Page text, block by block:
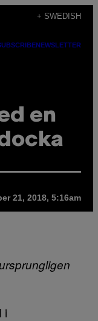
+ SWEDISH
NEWSLETTER
en
21, 2018, 5:16am
i